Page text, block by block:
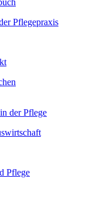
Pflegepraxis
der Pflege
Pflege